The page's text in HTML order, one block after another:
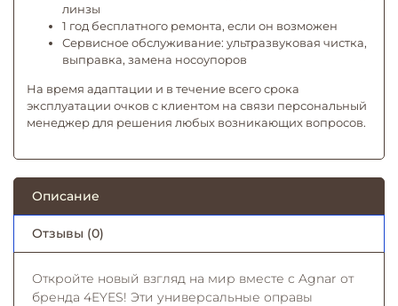
линзы
1 год бесплатного ремонта, если он возможен
Сервисное обслуживание: ультразвуковая чистка,
выправка, замена носоупоров
На время адаптации и в течение всего срока
эксплуатации очков с клиентом на связи персональный
менеджер для решения любых возникающих вопросов.
Описание
Отзывы (0)
Откройте новый взгляд на мир вместе с Agnar от
бренда 4EYES! Эти универсальные оправы